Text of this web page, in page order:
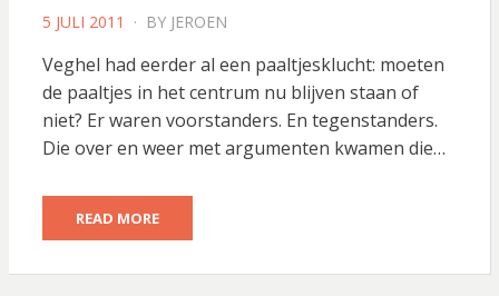
POSTED
5 JULI 2011 BY JEROEN
Veghel had eerder al een paaltjesklucht: moeten
de paaltjes in het centrum nu blijven staan of
niet? Er waren voorstanders. En tegenstanders.
Die over en weer met argumenten kwamen die…
READ MORE